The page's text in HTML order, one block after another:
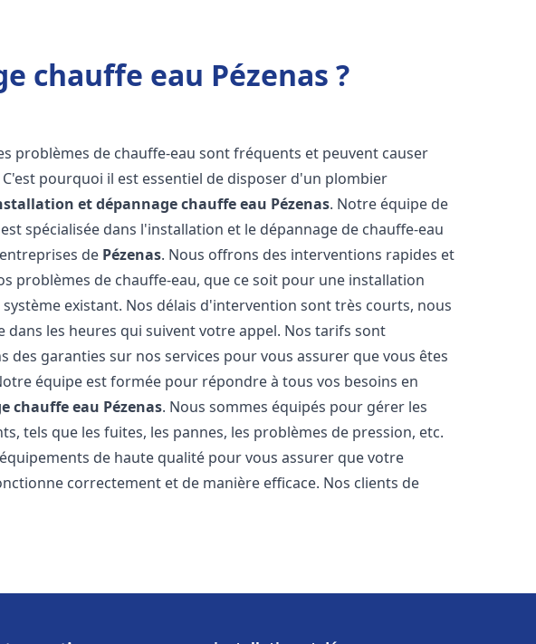
chauffe eau Pézenas ?
problèmes de chauffe-eau sont fréquents et peuvent causer
pourquoi il est essentiel de disposer d'un plombier
et dépannage chauffe eau Pézenas. Notre équipe de
spécialisée dans l'installation et le dépannage de chauffe-eau
de Pézenas. Nous offrons des interventions rapides et
problèmes de chauffe-eau, que ce soit pour une installation
existant. Nos délais d'intervention sont très courts, nous
dans les heures qui suivent votre appel. Nos tarifs sont
des garanties sur nos services pour vous assurer que vous êtes
équipe est formée pour répondre à tous vos besoins en
chauffe eau Pézenas. Nous sommes équipés pour gérer les
tels que les fuites, les pannes, les problèmes de pression, etc.
de haute qualité pour vous assurer que votre
correctement et de manière efficace. Nos clients de